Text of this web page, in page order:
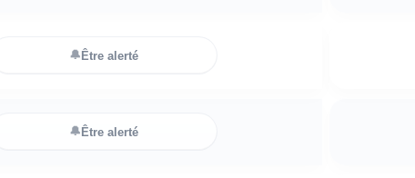
🔔Être alerté
🔔Être alerté